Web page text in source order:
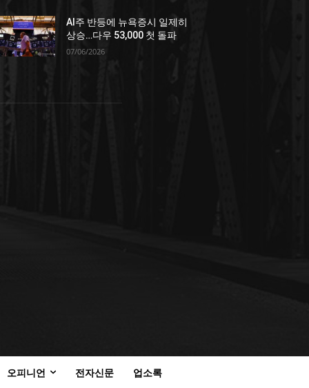
AI주 반등에 뉴욕증시 일제히
상승…다우 53,000 첫 돌파
07/06/2026
오피니언 전자신문 업소록